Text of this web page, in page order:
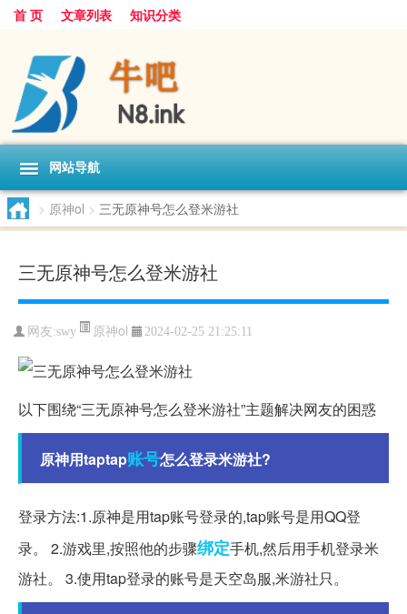
首 页 文章列表 知识分类
网站导航
> 原神ol > 三无原神号怎么登米游社
三无原神号怎么登米游社
网友:swy 原神ol 2024-02-25 21:25:11
以下围绕“三无原神号怎么登米游社”主题解决网友的困惑
原神用taptap账号怎么登录米游社?
登录方法:1.原神是用tap账号登录的,tap账号是用QQ登
录。 2.游戏里,按照他的步骤绑定手机,然后用手机登录米
游社。 3.使用tap登录的账号是天空岛服,米游社只。